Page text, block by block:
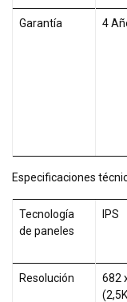
Garantía 4
Especificaciones
Tecnología
de paneles
IPS
Resolución
682